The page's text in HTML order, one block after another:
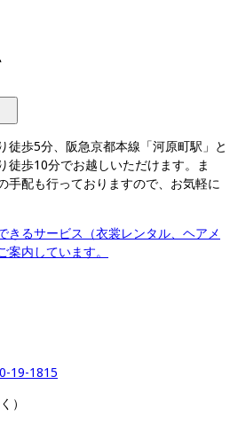
徒歩5分、阪急京都本線「河原町駅」と
徒歩10分でお越しいただけます。ま
手配も行っておりますので、お気軽に
きるサービス（衣裳レンタル、ヘアメ
内しています。
19-1815
）